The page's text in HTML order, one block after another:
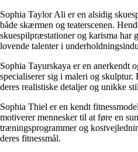
Sophia Taylor Ali er en alsidig
både skærmen og teaterscenen.
skuespilpræstationer og karisma har
lovende talenter i
Sophia Tayurskaya er en anerkendt
specialiserer sig i maleri og
deres realistiske detaljer og unikke
Sophia Thiel er en kendt
motiverer mennesker til at føre en
træningsprogrammer og
deres fitnessmål.